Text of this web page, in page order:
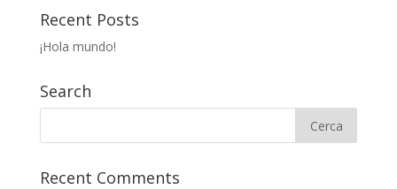
Recent Posts
¡Hola mundo!
Search
Recent Comments